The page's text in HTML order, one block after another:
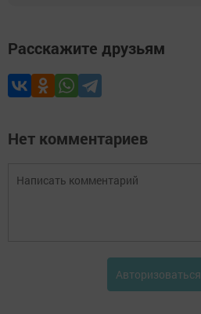
Расскажите друзьям
Нет комментариев
Авторизоваться